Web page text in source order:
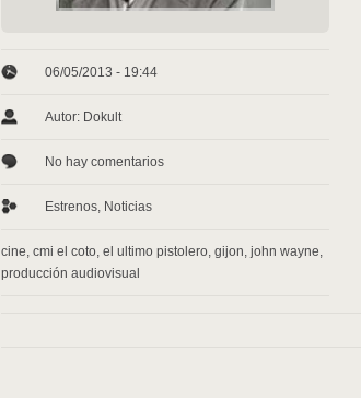
06/05/2013 - 19:44
Autor: Dokult
No hay comentarios
Estrenos, Noticias
cine, cmi el coto, el ultimo pistolero, gijon, john wayne,
producción audiovisual